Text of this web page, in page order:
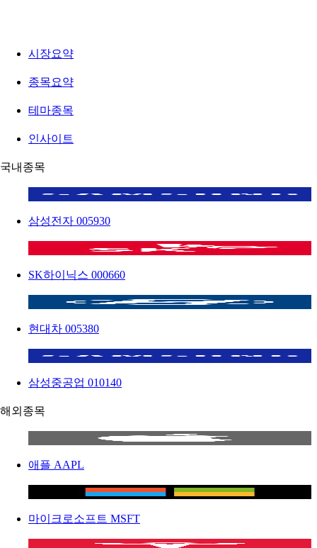
시장요약
종목요약
테마종목
인사이트
국내종목
삼성전자 005930
SK하이닉스 000660
현대차 005380
삼성중공업 010140
해외종목
애플 AAPL
마이크로소프트 MSFT